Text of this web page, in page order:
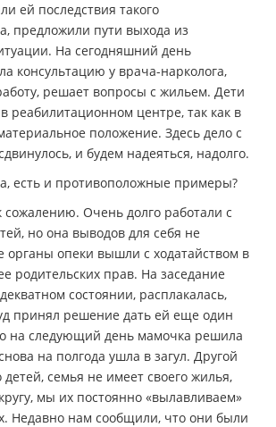
ей последствия такого
предложили пути выхода из
На сегодняшний день
консультацию у врача-нарколога,
решает вопросы с жильем. Дети
реабилитационном центре, так как в
положение. Здесь дело с
и будем надеяться, надолго.
есть и противоположные примеры?
сожалению. Очень долго работали с
но она выводов для себя не
органы опеки вышли с ходатайством в
родительских прав. На заседание
состоянии, расплакалась,
принял решение дать ей еще один
на следующий день мамочка решила
на полгода ушла в загул. Другой
семья не имеет своего жилья,
мы их постоянно «вылавливаем»
Недавно нам сообщили, что они были